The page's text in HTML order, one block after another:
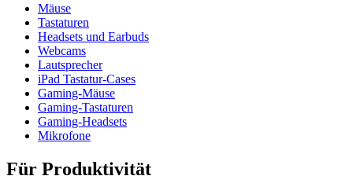
Mäuse
Tastaturen
Headsets und Earbuds
Webcams
Lautsprecher
iPad Tastatur-Cases
Gaming-Mäuse
Gaming-Tastaturen
Gaming-Headsets
Mikrofone
Für Produktivität